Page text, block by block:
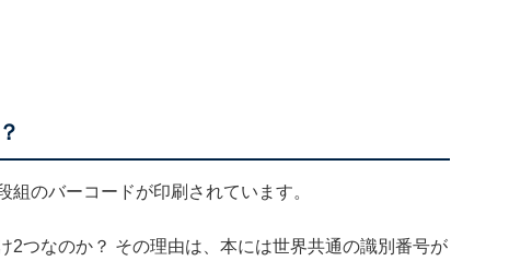
のバーコードが印刷されています。
2つなのか？ その理由は、本には世界共通の識別番号が